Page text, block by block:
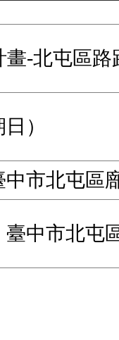
畫-北屯區
）
市北屯區
中市北屯